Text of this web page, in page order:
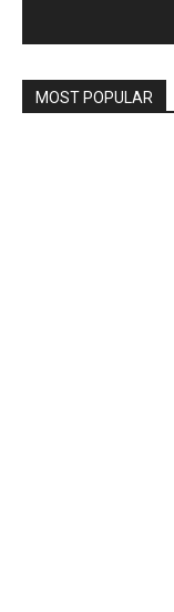
MOST POPULAR